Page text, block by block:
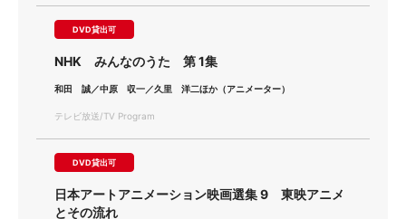
DVD貸出可
NHK みんなのうた 第 1集
和田 誠／中原 収一／久里 洋二ほか（アニメーター）
テレビ放送/TV Program
DVD貸出可
日本アートアニメーション映画選集 9 東映アニメ
とその流れ